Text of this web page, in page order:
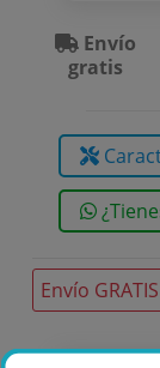
Envío GRATIS
Envío
gratis